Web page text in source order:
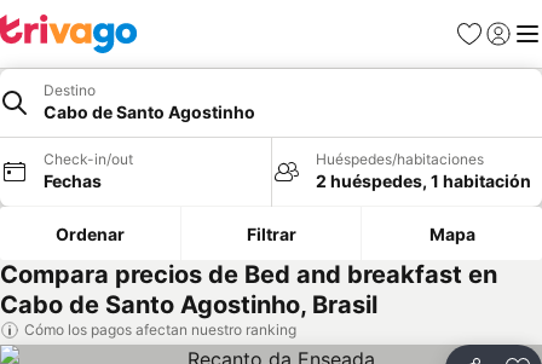
Favoritos
Iniciar
Destino
Cabo de Santo Agostinho
Check-in/out
Fechas
Huéspedes/habitaciones
2 huéspedes, 1 habitación
Ordenar Filtrar Mapa
Compara precios de Bed and breakfast en
Cabo de Santo Agostinho, Brasil
Cómo los pagos afectan nuestro ranking